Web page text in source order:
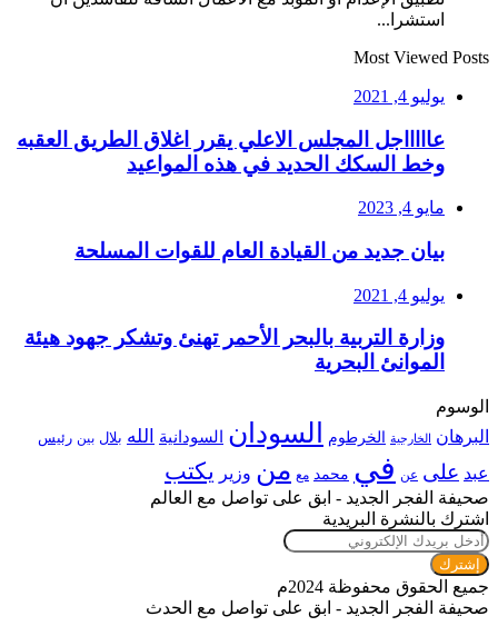
استشرا...
Most Viewed Posts
يوليو 4, 2021
عاااااجل المجلس الاعلي يقرر اغلاق الطريق العقبه
وخط السكك الحديد في هذه المواعيد
مايو 4, 2023
بيان جديد من القيادة العام للقوات المسلحة
يوليو 4, 2021
وزارة التربية بالبحر الأحمر تهنئ وتشكر جهود هيئة
الموانئ البحرية
الوسوم
البرهان
الخارجية الخرطوم السودان السودانية الله بلال بين رئيس
عبد على عن في محمد مع من وزير يكتب
صحيفة الفجر الجديد - ابق على تواصل مع العالم
اشترك بالنشرة البريدية
أدخل
بريدك
الإلكتروني
جميع الحقوق محفوظة 2024م
صحيفة الفجر الجديد - ابق على تواصل مع الحدث